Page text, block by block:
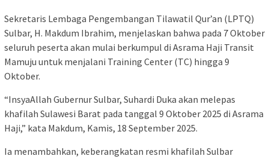
Sekretaris Lembaga Pengembangan Tilawatil Qur’an (LPTQ)
Sulbar, H. Makdum Ibrahim, menjelaskan bahwa pada 7 Oktober
seluruh peserta akan mulai berkumpul di Asrama Haji Transit
Mamuju untuk menjalani Training Center (TC) hingga 9
Oktober.
“InsyaAllah Gubernur Sulbar, Suhardi Duka akan melepas
khafilah Sulawesi Barat pada tanggal 9 Oktober 2025 di Asrama
Haji,” kata Makdum, Kamis, 18 September 2025.
Ia menambahkan, keberangkatan resmi khafilah Sulbar